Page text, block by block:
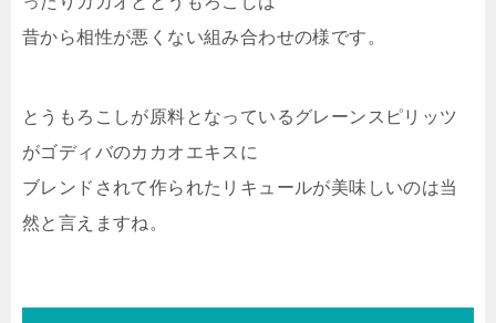
昔から相性が悪くない組み合わせの様です。
とうもろこしが原料となっているグレーンスピリッツ
がゴディバのカカオエキスに
ブレンドされて作られたリキュールが美味しいのは当
然と言えますね。